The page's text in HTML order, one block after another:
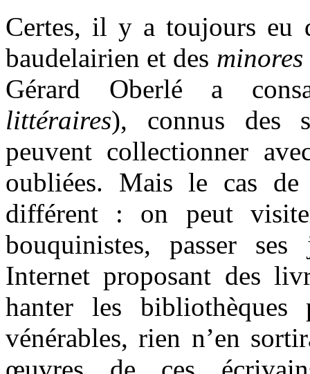
Certes, il y a toujours eu
baudelairien et des minores
Gérard Oberlé a
littéraires), connus des
peuvent collectionner
oubliées. Mais le cas
différent : on peut
bouquinistes, passer
Internet proposant des
hanter les bibliothèques
vénérables, rien n’en